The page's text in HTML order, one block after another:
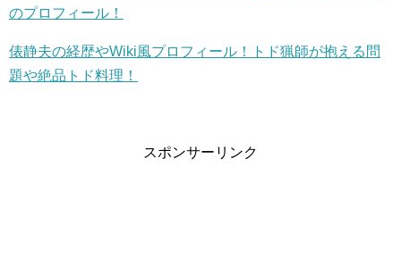
のプロフィール！
俵静夫の経歴やWiki風プロフィール！トド猟師が抱える問
題や絶品トド料理！
スポンサーリンク